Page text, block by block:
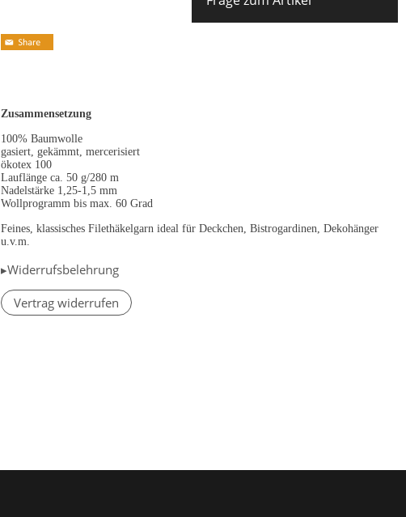
Zusammensetzung
100% Baumwolle
gasiert, gekämmt, mercerisiert
ökotex 100
Lauflänge ca. 50 g/280 m
Nadelstärke 1,25-1,5 mm
Wollprogramm bis max. 60 Grad
Feines, klassisches Filethäkelgarn ideal für Deckchen, Bistrogardinen, Dekohänger
u.v.m.
▸Widerrufsbelehrung
Vertrag widerrufen